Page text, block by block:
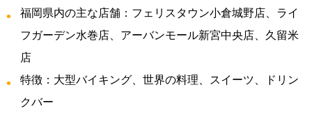
福岡県内の主な店舗：フェリスタウン小倉城野店、ライ
フガーデン水巻店、アーバンモール新宮中央店、久留米
店
特徴：大型バイキング、世界の料理、スイーツ、ドリン
クバー